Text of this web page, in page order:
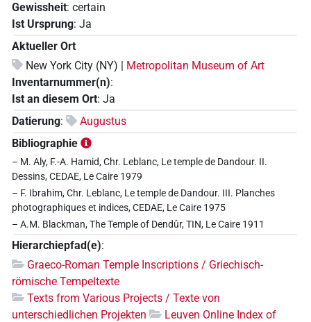
Gewissheit: certain
Ist Ursprung: Ja
Aktueller Ort
New York City (NY) | Metropolitan Museum of Art
Inventarnummer(n):
Ist an diesem Ort: Ja
Datierung:
Augustus
Bibliographie
– M. Aly, F.-A. Hamid, Chr. Leblanc, Le temple de Dandour. II.
Dessins, CEDAE, Le Caire 1979
– F. Ibrahim, Chr. Leblanc, Le temple de Dandour. III. Planches
photographiques et indices, CEDAE, Le Caire 1975
– A.M. Blackman, The Temple of Dendûr, TIN, Le Caire 1911
Hierarchiepfad(e):
Graeco-Roman Temple Inscriptions / Griechisch-
römische Tempeltexte
Texts from Various Projects / Texte von
unterschiedlichen Projekten
Leuven Online Index of